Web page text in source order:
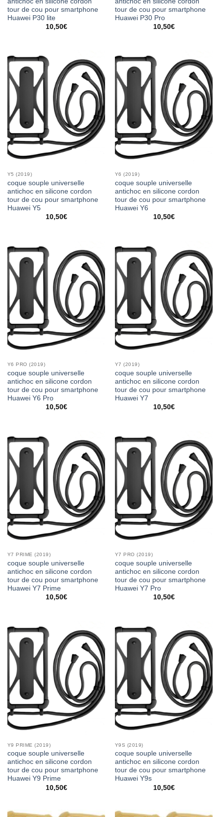
tour de cou pour smartphone
Huawei P30 lite
10,50€
tour de cou pour smartphone
Huawei P30 Pro
10,50€
Y5 (2019)
coque souple universelle
antichoc en silicone cordon
tour de cou pour smartphone
Huawei Y5
10,50€
Y6 (2019)
coque souple universelle
antichoc en silicone cordon
tour de cou pour smartphone
Huawei Y6
10,50€
Y6 PRO (2019)
coque souple universelle
antichoc en silicone cordon
tour de cou pour smartphone
Huawei Y6 Pro
10,50€
Y7 (2019)
coque souple universelle
antichoc en silicone cordon
tour de cou pour smartphone
Huawei Y7
10,50€
Y7 PRIME (2019)
coque souple universelle
antichoc en silicone cordon
tour de cou pour smartphone
Huawei Y7 Prime
10,50€
Y7 PRO (2019)
coque souple universelle
antichoc en silicone cordon
tour de cou pour smartphone
Huawei Y7 Pro
10,50€
Y9 PRIME (2019)
coque souple universelle
antichoc en silicone cordon
tour de cou pour smartphone
Huawei Y9 Prime
10,50€
Y9S (2019)
coque souple universelle
antichoc en silicone cordon
tour de cou pour smartphone
Huawei Y9s
10,50€